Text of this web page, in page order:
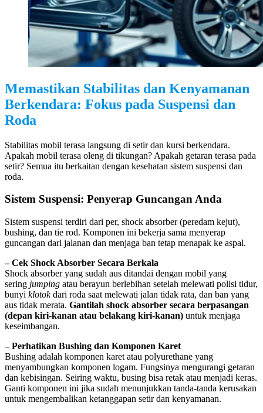
Memastikan Stabilitas dan Kenyamanan
Berkendara: Fokus pada Suspensi dan
Roda
Stabilitas mobil terasa langsung di setir dan kursi berkendara.
Apakah mobil terasa oleng di tikungan? Apakah getaran terasa pada
setir? Semua itu berkaitan dengan kesehatan sistem suspensi dan
roda.
Sistem Suspensi: Penyerap Guncangan Anda
Sistem suspensi terdiri dari per, shock absorber (peredam kejut),
bushing, dan tie rod. Komponen ini bekerja sama menyerap
guncangan dari jalanan dan menjaga ban tetap menapak ke aspal.
– Cek Shock Absorber Secara Berkala
Shock absorber yang sudah aus ditandai dengan mobil yang
sering jumping atau berayun berlebihan setelah melewati polisi tidur,
bunyi klotokdari roda saat melewati jalan tidak rata, dan ban yang
aus tidak merata. Gantilah shock absorber secara berpasangan
(depan kiri-kanan atau belakang kiri-kanan) untuk menjaga
keseimbangan.
– Perhatikan Bushing dan Komponen Karet
Bushing adalah komponen karet atau polyurethane yang
menyambungkan komponen logam. Fungsinya mengurangi getaran
dan kebisingan. Seiring waktu, busing bisa retak atau menjadi keras.
Ganti komponen ini jika sudah menunjukkan tanda-tanda kerusakan
untuk mengembalikan ketanggapan setir dan kenyamanan.